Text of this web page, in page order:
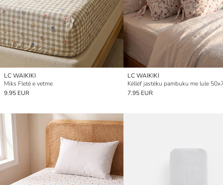
LC WAIKIKI
Miks Fletë e vetme
9.95 EUR
LC WAIKIKI
Këllëf jastëku pambuku me lule
7.95 EUR